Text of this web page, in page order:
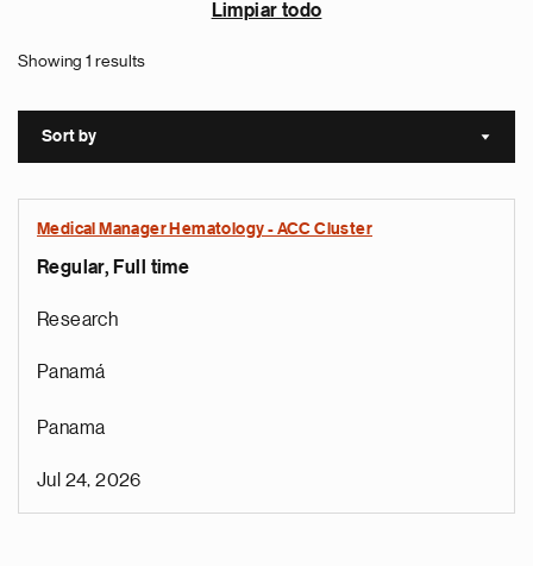
Limpiar todo
Showing 1 results
Sort by Sort
Medical Manager Hematology - ACC Cluster
Regular, Full time
Research
Panamá
Panama
Jul 24, 2026